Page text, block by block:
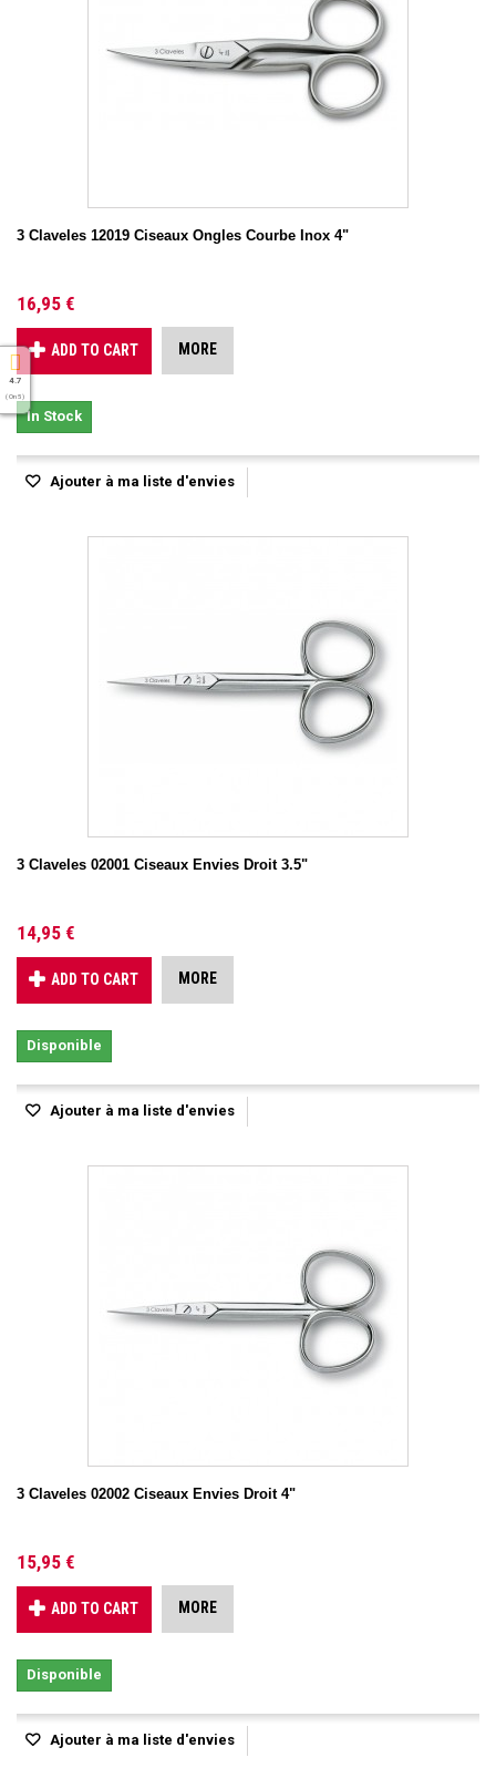
3 Claveles 12019 Ciseaux Ongles Courbe Inox 4"
16,95 €
ADD TO CART MORE
In Stock
Ajouter à ma liste d'envies
3 Claveles 02001 Ciseaux Envies Droit 3.5"
14,95 €
ADD TO CART MORE
Disponible
Ajouter à ma liste d'envies
3 Claveles 02002 Ciseaux Envies Droit 4"
15,95 €
ADD TO CART MORE
Disponible
Ajouter à ma liste d'envies
4.7
( On 5 )